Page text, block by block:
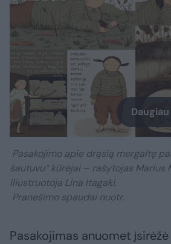
Pasakojimo apie drąsią mergaitę
šautuvu“ kūrėjai – rašytojas Marius
iliustruotoja Lina Itagaki.
Pranešimo spaudai nuotr.
Pasakojimas anuomet įsirėžė